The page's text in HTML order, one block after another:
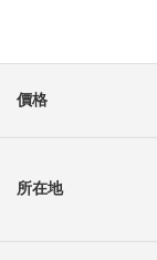
價格
所在地